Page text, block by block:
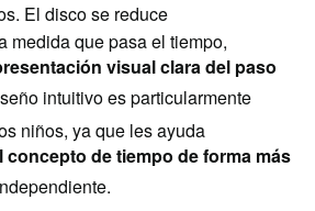
El disco se reduce
medida que pasa el tiempo,
visual clara del paso
intuitivo es particularmente
niños, ya que les ayuda
concepto de tiempo de forma más